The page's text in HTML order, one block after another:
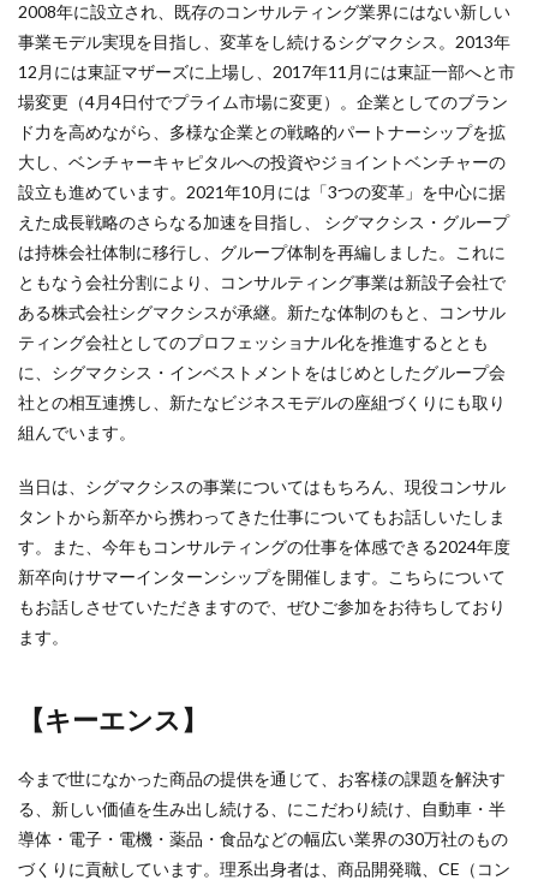
2008年に設立され、既存のコンサルティング業界にはない新しい
事業モデル実現を目指し、変革をし続けるシグマクシス。2013年
12月には東証マザーズに上場し、2017年11月には東証一部へと市
場変更（4月4日付でプライム市場に変更）。企業としてのブラン
ド力を高めながら、多様な企業との戦略的パートナーシップを拡
大し、ベンチャーキャピタルへの投資やジョイントベンチャーの
設立も進めています。2021年10月には「3つの変革」を中心に据
えた成長戦略のさらなる加速を目指し、 シグマクシス・グループ
は持株会社体制に移行し、グループ体制を再編しました。これに
ともなう会社分割により、コンサルティング事業は新設子会社で
ある株式会社シグマクシスが承継。新たな体制のもと、コンサル
ティング会社としてのプロフェッショナル化を推進するととも
に、シグマクシス・インベストメントをはじめとしたグループ会
社との相互連携し、新たなビジネスモデルの座組づくりにも取り
組んでいます。
当日は、シグマクシスの事業についてはもちろん、現役コンサル
タントから新卒から携わってきた仕事についてもお話しいたしま
す。また、今年もコンサルティングの仕事を体感できる2024年度
新卒向けサマーインターンシップを開催します。こちらについて
もお話しさせていただきますので、ぜひご参加をお待ちしており
ます。
【キーエンス】
今まで世になかった商品の提供を通じて、お客様の課題を解決す
る、新しい価値を生み出し続ける、にこだわり続け、自動車・半
導体・電子・電機・薬品・食品などの幅広い業界の30万社のもの
づくりに貢献しています。理系出身者は、商品開発職、CE（コン